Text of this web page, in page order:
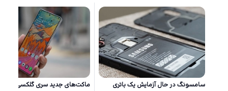
سامسونگ در حال آزمایش یک باتری